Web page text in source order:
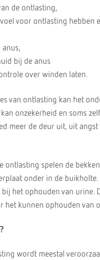
de ontlasting,
voor ontlasting hebben
bij de anus
over winden laten.
van ontlasting kan het
onzekerheid en soms
meer de deur uit, uit
ontlasting spelen de
onder in de
het ophouden van urine.
het kunnen ophouden van
wordt meestal